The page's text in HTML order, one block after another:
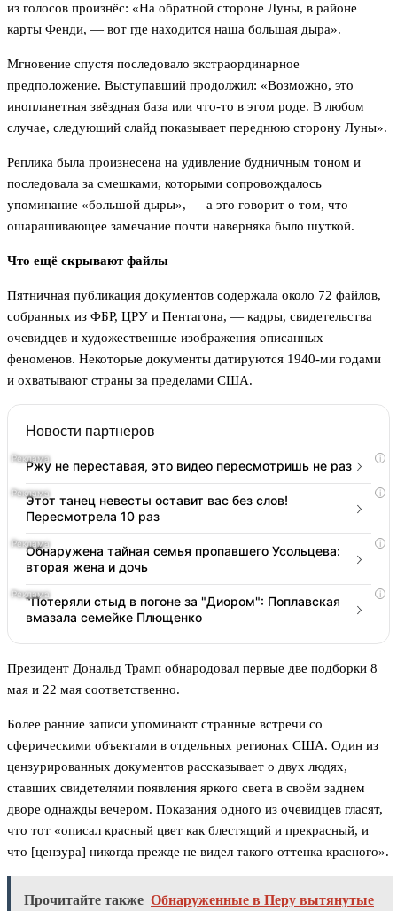
из голосов произнёс: «На обратной стороне Луны, в районе
карты Фенди, — вот где находится наша большая дыра».
Мгновение спустя последовало экстраординарное
предположение. Выступавший продолжил: «Возможно, это
инопланетная звёздная база или что-то в этом роде. В любом
случае, следующий слайд показывает переднюю сторону Луны».
Реплика была произнесена на удивление будничным тоном и
последовала за смешками, которыми сопровождалось
упоминание «большой дыры», — а это говорит о том, что
ошарашивающее замечание почти наверняка было шуткой.
Что ещё скрывают файлы
Пятничная публикация документов содержала около 72 файлов,
собранных из ФБР, ЦРУ и Пентагона, — кадры, свидетельства
очевидцев и художественные изображения описанных
феноменов. Некоторые документы датируются 1940-ми годами
и охватывают страны за пределами США.
Новости партнеров
i
Ржу не переставая, это видео пересмотришь не раз
i
Этот танец невесты оставит вас без слов!
Пересмотрела 10 раз
i
Обнаружена тайная семья пропавшего Усольцева:
вторая жена и дочь
i
"Потеряли стыд в погоне за "Диором": Поплавская
вмазала семейке Плющенко
Президент Дональд Трамп обнародовал первые две подборки 8
мая и 22 мая соответственно.
Более ранние записи упоминают странные встречи со
сферическими объектами в отдельных регионах США. Один из
цензурированных документов рассказывает о двух людях,
ставших свидетелями появления яркого света в своём заднем
дворе однажды вечером. Показания одного из очевидцев гласят,
что тот «описал красный цвет как блестящий и прекрасный, и
что [цензура] никогда прежде не видел такого оттенка красного».
Прочитайте также Обнаруженные в Перу вытянутые